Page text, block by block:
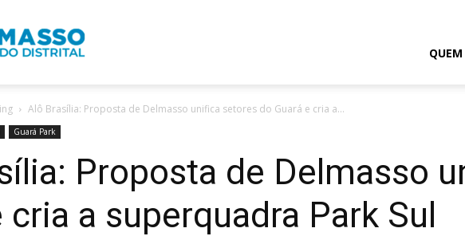
Alô Brasília: Proposta de Delmasso unifica setores do Guará e cria a...
Guará Park
Proposta de Delmasso
cria a superquadra Park Sul